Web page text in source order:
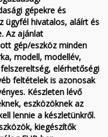
gépekre és
ügyfél hivatalos, aláírt és
Az ajánlat
gép/eszköz minden
modell, modellév,
elérhetőségi
feltételek is azonosak
Készleten lévő
eszközöknek az
lennie a készletünkről.
kiegészítők